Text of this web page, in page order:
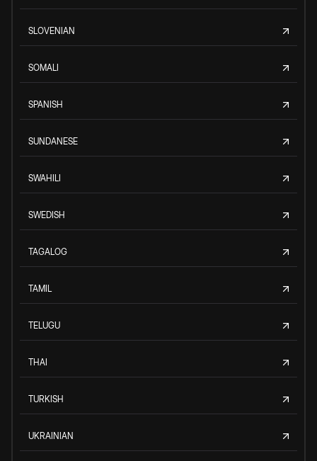
SLOVENIAN
SOMALI
SPANISH
SUNDANESE
SWAHILI
SWEDISH
TAGALOG
TAMIL
TELUGU
THAI
TURKISH
UKRAINIAN